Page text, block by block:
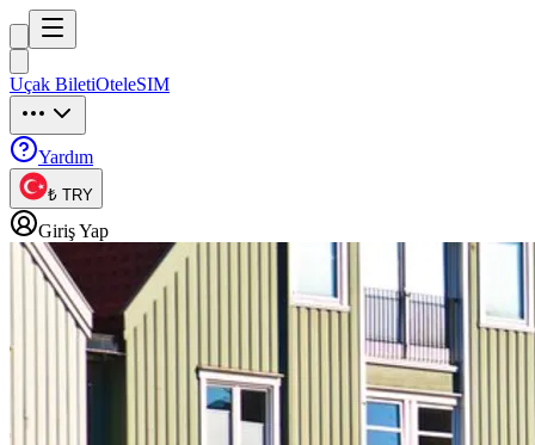
Tripuck
Uçak BiletiOteleSIM
Yardım
₺ TRY
Giriş Yap